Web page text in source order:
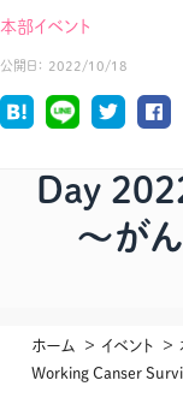
Day
～が
ホーム イベント
本部イベント
公開日： 2022/10/18